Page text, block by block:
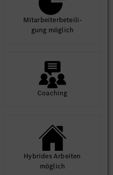
Mit­arbeiter­beteili­
gung möglich
Coaching
Hybrides Arbeiten
möglich